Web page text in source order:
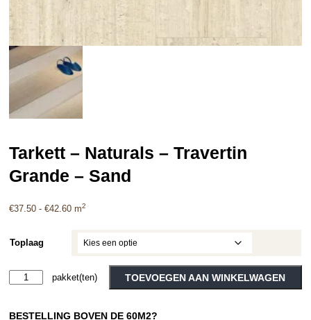
Tarkett – Naturals – Travertin
Grande – Sand
€37.50 - €42.60Prijsklasse:
m2
Toplaag
Tarkett
TOEVOEGEN AAN WINKELWAGEN
BESTELLING BOVEN DE 60M2?